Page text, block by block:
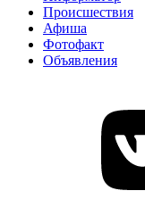
Происшествия
Афиша
Фотофакт
Объявления